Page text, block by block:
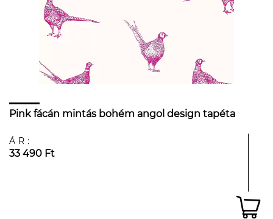
Pink fácán mintás bohém angol design tapéta
ÁR:
33 490 Ft